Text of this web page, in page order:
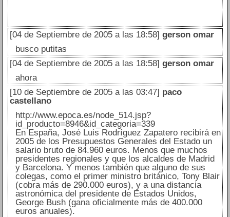
[04 de Septiembre de 2005 a las 18:58] gerson omar
busco putitas
[04 de Septiembre de 2005 a las 18:58] gerson omar
ahora
[10 de Septiembre de 2005 a las 03:47] paco
castellano
http://www.epoca.es/node_514.jsp?
id_producto=8946&id_categoria=339
En España, José Luis Rodríguez Zapatero recibirá en
2005 de los Presupuestos Generales del Estado un
salario bruto de 84.960 euros. Menos que muchos
presidentes regionales y que los alcaldes de Madrid
y Barcelona. Y menos también que alguno de sus
colegas, como el primer ministro británico, Tony Blair
(cobra más de 290.000 euros), y a una distancia
astronómica del presidente de Estados Unidos,
George Bush (gana oficialmente más de 400.000
euros anuales).